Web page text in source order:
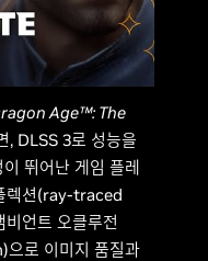
Age™: The
, DLSS 3로 성능을
뛰어난 게임 플레
렉션(ray-traced
언트 오클루전
로 이미지 품질과